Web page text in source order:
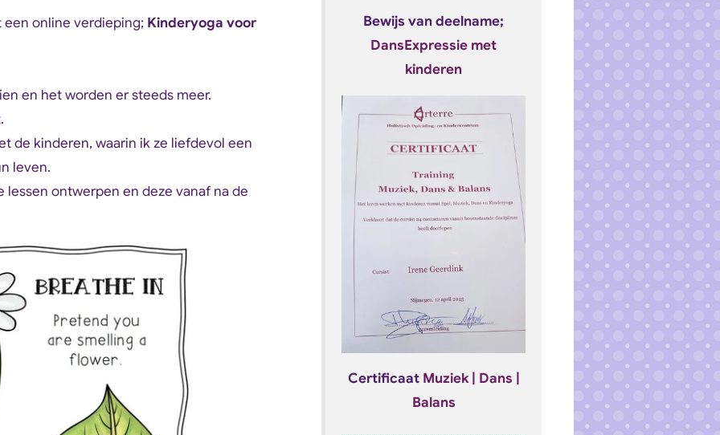
online verdieping; Kinderyoga voor
en het worden er steeds meer.
de kinderen, waarin ik ze liefdevol een
leven.
lessen ontwerpen en deze vanaf na de
Bewijs van deelname;
DansExpressie met
kinderen
Certificaat Muziek | Dans |
Balans